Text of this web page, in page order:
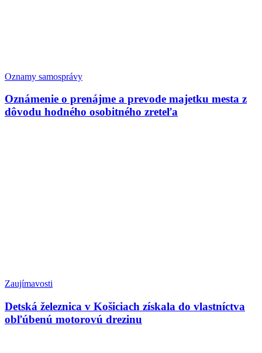
Oznamy samosprávy
Oznámenie o prenájme a prevode majetku mesta z
dôvodu hodného osobitného zreteľa
Zaujímavosti
Detská železnica v Košiciach získala do vlastníctva
obľúbenú motorovú drezinu